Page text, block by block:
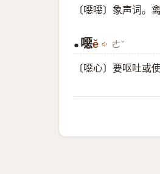
〔噁噁〕象声词。
● 噁ě ㄜˇ
〔噁心〕要呕吐或